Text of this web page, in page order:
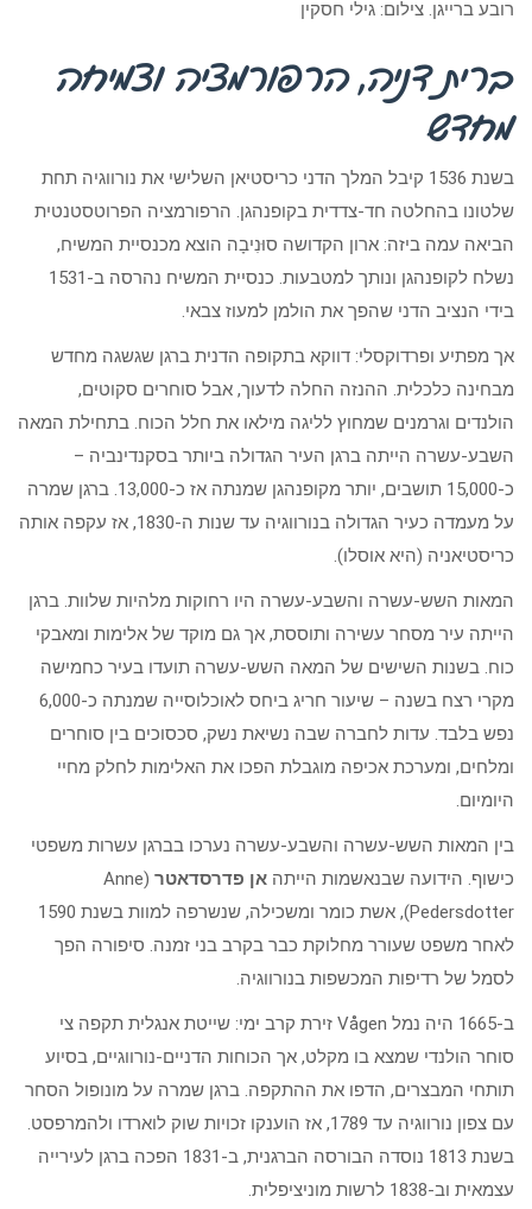
רובע ברייגן. צילום: גילי חסקין
ברית דניה, הרפורמציה וצמיחה
מחדש
בשנת 1536 קיבל המלך הדני כריסטיאן השלישי את נורווגיה תחת
שלטונו בהחלטה חד-צדדית בקופנהגן. הרפורמציה הפרוטסטנטית
הביאה עמה ביזה: ארון הקדושה סוּנִיבָה הוצא מכנסיית המשיח,
נשלח לקופנהגן ונותך למטבעות. כנסיית המשיח נהרסה ב-1531
בידי הנציב הדני שהפך את הולמן למעוז צבאי.
אך מפתיע ופרדוקסלי: דווקא בתקופה הדנית ברגן שגשגה מחדש
מבחינה כלכלית. ההנזה החלה לדעוך, אבל סוחרים סקוטים,
הולנדים וגרמנים שמחוץ לליגה מילאו את חלל הכוח. בתחילת המאה
השבע-עשרה הייתה ברגן העיר הגדולה ביותר בסקנדינביה –
כ-15,000 תושבים, יותר מקופנהגן שמנתה אז כ-13,000. ברגן שמרה
על מעמדה כעיר הגדולה בנורווגיה עד שנות ה-1830, אז עקפה אותה
כריסטיאניה (היא אוסלו).
המאות השש-עשרה והשבע-עשרה היו רחוקות מלהיות שלוות. ברגן
הייתה עיר מסחר עשירה ותוססת, אך גם מוקד של אלימות ומאבקי
כוח. בשנות השישים של המאה השש-עשרה תועדו בעיר כחמישה
מקרי רצח בשנה – שיעור חריג ביחס לאוכלוסייה שמנתה כ-6,000
נפש בלבד. עדות לחברה שבה נשיאת נשק, סכסוכים בין סוחרים
ומלחים, ומערכת אכיפה מוגבלת הפכו את האלימות לחלק מחיי
היומיום.
בין המאות השש-עשרה והשבע-עשרה נערכו בברגן עשרות משפטי
כישוף. הידועה שבנאשמות הייתה אן פדרסדאטר (Anne
Pedersdotter), אשת כומר ומשכילה, שנשרפה למוות בשנת 1590
לאחר משפט שעורר מחלוקת כבר בקרב בני זמנה. סיפורה הפך
לסמל של רדיפות המכשפות בנורווגיה.
ב-1665 היה נמל Vågen זירת קרב ימי: שייטת אנגלית תקפה צי
סוחר הולנדי שמצא בו מקלט, אך הכוחות הדניים-נורווגיים, בסיוע
תותחי המבצרים, הדפו את ההתקפה. ברגן שמרה על מונופול הסחר
עם צפון נורווגיה עד 1789, אז הוענקו זכויות שוק לוארדו ולהמרפסט.
בשנת 1813 נוסדה הבורסה הברגנית, ב-1831 הפכה ברגן לעירייה
עצמאית וב-1838 לרשות מוניציפלית.